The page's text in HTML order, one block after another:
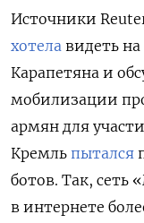
Источники
хотела видеть
Карапетяна и
мобилизации
армян для
Кремль пытался
ботов. Так, сеть
в интернете